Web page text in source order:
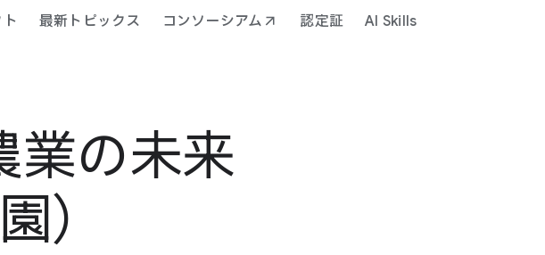
最新トピックス コンソーシアム 認定証 AI Skills
業の​未来​
）